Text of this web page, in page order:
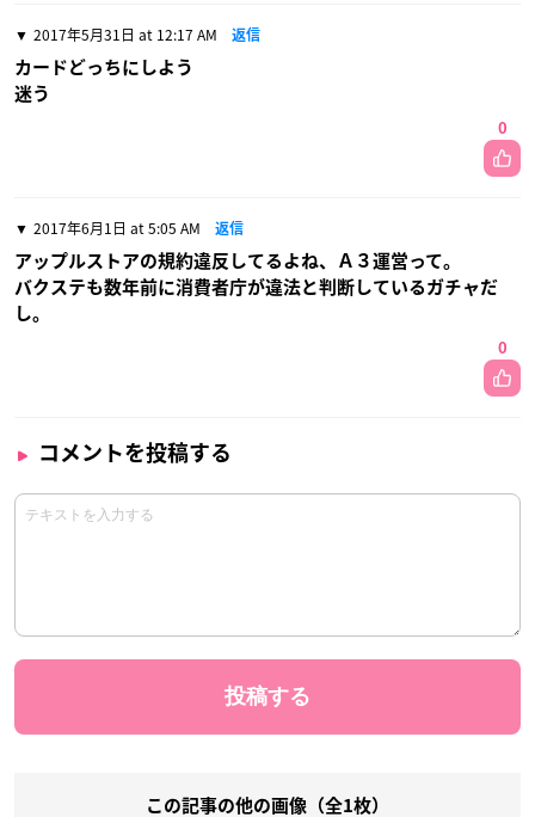
2017年5月31日 at 12:17 AM 返信
カードどっちにしよう
迷う
0
2017年6月1日 at 5:05 AM 返信
アップルストアの規約違反してるよね、Ａ３運営って。
バクステも数年前に消費者庁が違法と判断しているガチャだ
し。
0
コメントを投稿する
この記事の他の画像（全1枚）